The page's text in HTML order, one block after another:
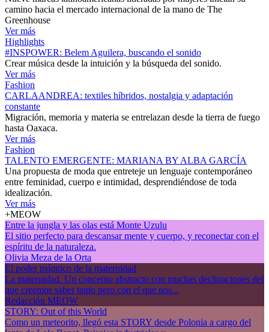
camino hacia el mercado internacional de la mano de The
Greenhouse
Ver más
Highlights
#INSPOWER: Belem Aguilera, buscando el sonido
Crear música desde la intuición y la búsqueda del sonido.
Ver más
Fashion
CARLAANDREA: textiles híbridos, nostalgia y adaptación
constante
Migración, memoria y materia se entrelazan desde la tierra de fuego
hasta Oaxaca.
Ver más
Fashion
TALENTO EMERGENTE: MARIANA BY ALBA GARCÍA
Una propuesta de moda que entreteje un lenguaje contemporáneo
entre feminidad, cuerpo e intimidad, desprendiéndose de toda
idealización.
Ver más
+MEOW
Entre la jungla y las olas está Monte Uzulu
El sitio perfecto para descansar mente y cuerpo, y reconectar con el
espíritu de la naturaleza.
Olivia Meza de la Orta
El poder psíquico de la maternidad
La maternidad. Un concepto abstracto con muchas declinaciones del
que creemos saber tanto pero con el que nos...
Redacción MEOW
STORY: Out of this World
Como un meteorito, llegó esta STORY desde Polonia a cargo del